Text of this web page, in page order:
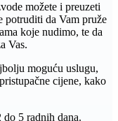
možete i preuzeti
potruditi da Vam pruže
koje nudimo, te da
Vas.
moguću uslugu,
cijene, kako
5 radnih dana.